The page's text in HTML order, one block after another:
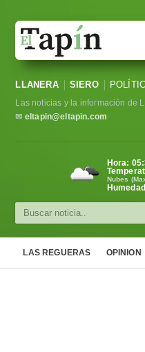
Sociedad
Política
Cultura
LLANERA SIERO
Las noticias y la información de
✉ eltapin@eltapin.com
Hora:
Nubes
LAS REGUERAS OPINION